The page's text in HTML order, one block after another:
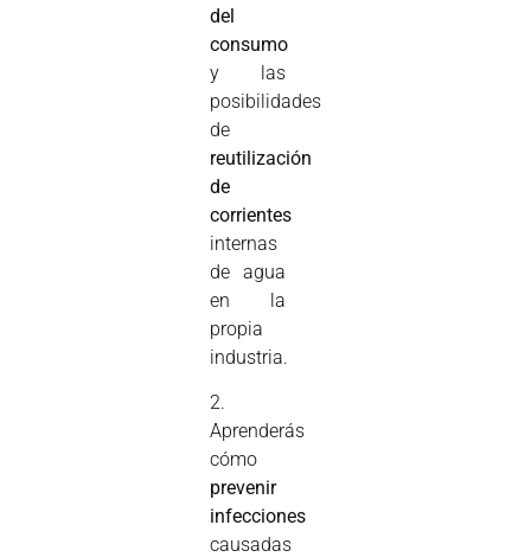
del
consumo
y las
posibilidades
de
reutilización
de
corrientes
internas
de agua
en la
propia
industria.
2.
Aprenderás
cómo
prevenir
infecciones
causadas